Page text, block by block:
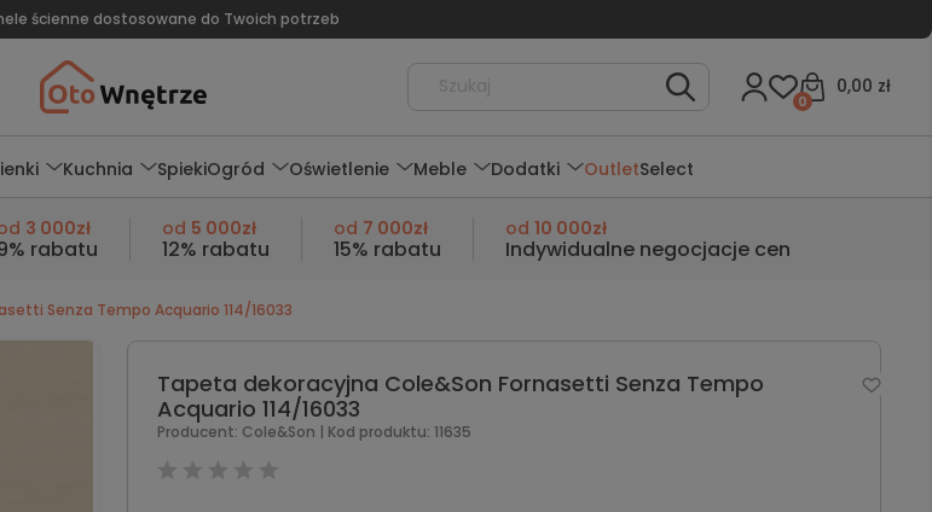
ścienne dostosowane do Twoich potrzeb
0,00 zł
0
Kuchnia SpiekiOgród Oświetlenie Meble Dodatki OutletSelect
3 000zł
rabatu
od 5 000zł
12% rabatu
od 7 000zł
15% rabatu
od 10 000zł
Indywidualne negocjacje cen
Senza Tempo Acquario 114/16033
Tapeta dekoracyjna Cole&Son Fornasetti Senza Tempo
Acquario 114/16033
Producent: Cole&Son | Kod produktu: 11635